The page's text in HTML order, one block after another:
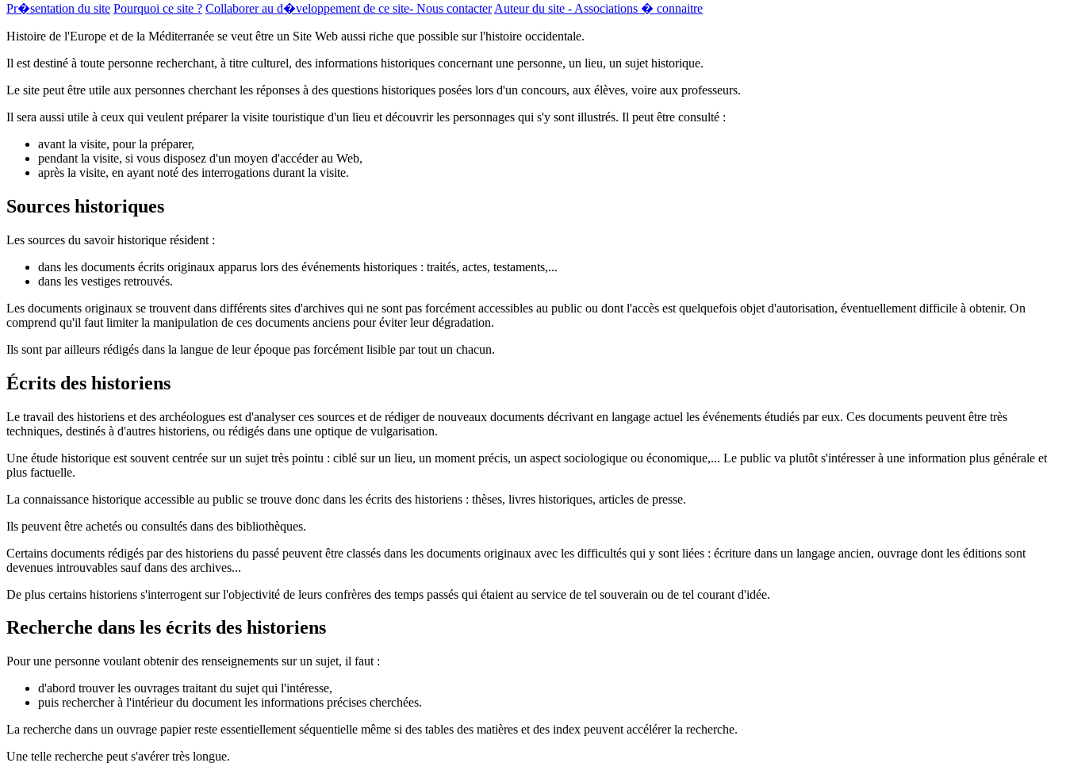
Pr�sentation du site Pourquoi ce site ? Collaborer au d�veloppement de ce site- Nous contacter Auteur du site - Associations � connaitre
Histoire de l'Europe et de la Méditerranée se veut être un Site Web aussi riche que possible sur l'histoire occidentale.
Il est destiné à toute personne recherchant, à titre culturel, des informations historiques concernant une personne, un lieu, un sujet historique.
Le site peut être utile aux personnes cherchant les réponses à des questions historiques posées lors d'un concours, aux élèves, voire aux professeurs.
Il sera aussi utile à ceux qui veulent préparer la visite touristique d'un lieu et découvrir les personnages qui s'y sont illustrés. Il peut être consulté :
avant la visite, pour la préparer,
pendant la visite, si vous disposez d'un moyen d'accéder au Web,
après la visite, en ayant noté des interrogations durant la visite.
Sources historiques
Les sources du savoir historique résident :
dans les documents écrits originaux apparus lors des événements historiques : traités, actes, testaments,...
dans les vestiges retrouvés.
Les documents originaux se trouvent dans différents sites d'archives qui ne sont pas forcément accessibles au public ou dont l'accès est quelquefois objet d'autorisation, éventuellement difficile à obtenir. On
comprend qu'il faut limiter la manipulation de ces documents anciens pour éviter leur dégradation.
Ils sont par ailleurs rédigés dans la langue de leur époque pas forcément lisible par tout un chacun.
Écrits des historiens
Le travail des historiens et des archéologues est d'analyser ces sources et de rédiger de nouveaux documents décrivant en langage actuel les événements étudiés par eux. Ces documents peuvent être très
techniques, destinés à d'autres historiens, ou rédigés dans une optique de vulgarisation.
Une étude historique est souvent centrée sur un sujet très pointu : ciblé sur un lieu, un moment précis, un aspect sociologique ou économique,... Le public va plutôt s'intéresser à une information plus générale et
plus factuelle.
La connaissance historique accessible au public se trouve donc dans les écrits des historiens : thèses, livres historiques, articles de presse.
Ils peuvent être achetés ou consultés dans des bibliothèques.
Certains documents rédigés par des historiens du passé peuvent être classés dans les documents originaux avec les difficultés qui y sont liées : écriture dans un langage ancien, ouvrage dont les éditions sont
devenues introuvables sauf dans des archives...
De plus certains historiens s'interrogent sur l'objectivité de leurs confrères des temps passés qui étaient au service de tel souverain ou de tel courant d'idée.
Recherche dans les écrits des historiens
Pour une personne voulant obtenir des renseignements sur un sujet, il faut :
d'abord trouver les ouvrages traitant du sujet qui l'intéresse,
puis rechercher à l'intérieur du document les informations précises cherchées.
La recherche dans un ouvrage papier reste essentiellement séquentielle même si des tables des matières et des index peuvent accélérer la recherche.
Une telle recherche peut s'avérer très longue.